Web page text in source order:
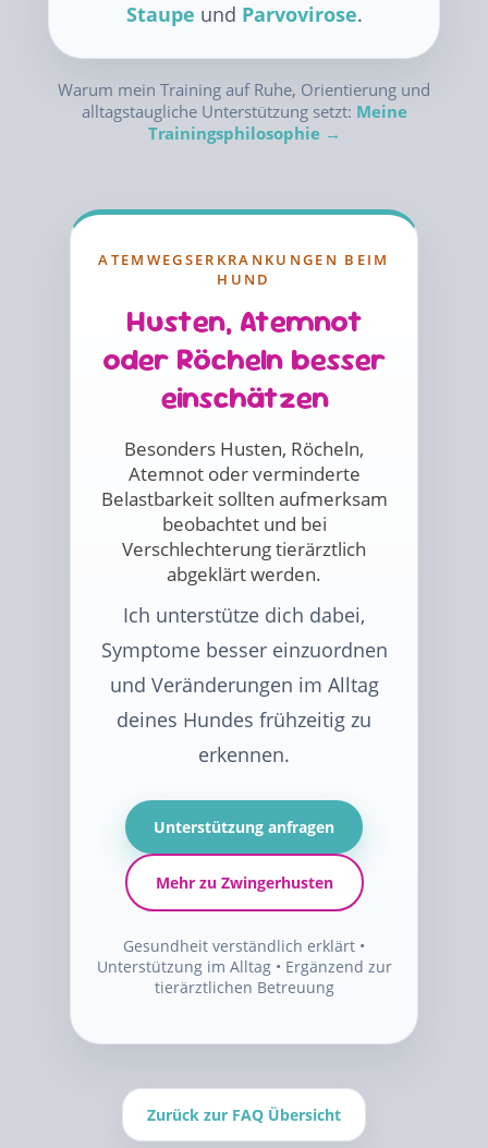
Staupe und Parvovirose.
Warum mein Training auf Ruhe, Orientierung und
alltagstaugliche Unterstützung setzt: Meine
Trainingsphilosophie →
ATEMWEGSERKRANKUNGEN BEIM
HUND
Husten, Atemnot
oder Röcheln besser
einschätzen
Besonders Husten, Röcheln,
Atemnot oder verminderte
Belastbarkeit sollten aufmerksam
beobachtet und bei
Verschlechterung tierärztlich
abgeklärt werden.
Ich unterstütze dich dabei,
Symptome besser einzuordnen
und Veränderungen im Alltag
deines Hundes frühzeitig zu
erkennen.
Unterstützung anfragen
Mehr zu Zwingerhusten
Gesundheit verständlich erklärt •
Unterstützung im Alltag • Ergänzend zur
tierärztlichen Betreuung
Zurück zur FAQ Übersicht